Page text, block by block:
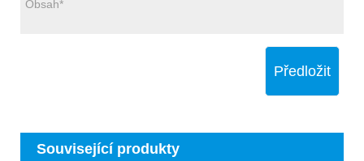
Předložit
Související produkty